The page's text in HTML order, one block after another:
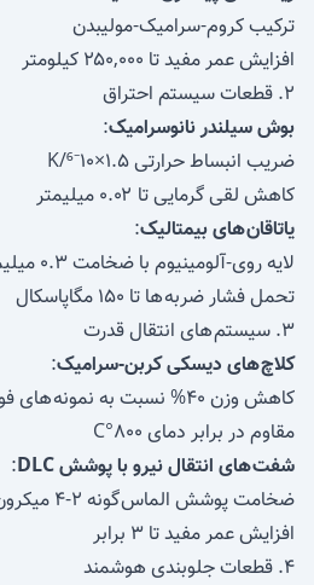
ترکیب کروم-سرامیک-مولیبدن
افزایش عمر مفید تا ۲۵۰,۰۰۰ کیلومتر
۲. قطعات سیستم احتراق
بوش سیلندر نانوسرامیک:
ضریب انبساط حرارتی ۱.۵×۱۰⁻⁶/K
کاهش لقی گرمایی تا ۰.۰۲ میلیمتر
یاتاقان های بیمتالیک:
لایه روی-آلومینیوم با ضخامت ۰.۳ میلیمتر
تحمل فشار ضربه ها تا ۱۵۰ مگاپاسکال
۳. سیستم های انتقال قدرت
کلاچ های دیسکی کربن-سرامیک:
کاهش وزن ۴۰% نسبت به نمونه های فولادی
مقاوم در برابر دمای ۸۰۰°C
شفت های انتقال نیرو با پوشش DLC
:
ضخامت پوشش الماس گونه ۲-۴ میکرون
افزایش عمر مفید تا ۳ برابر
۴. قطعات جلوبندی هوشمند